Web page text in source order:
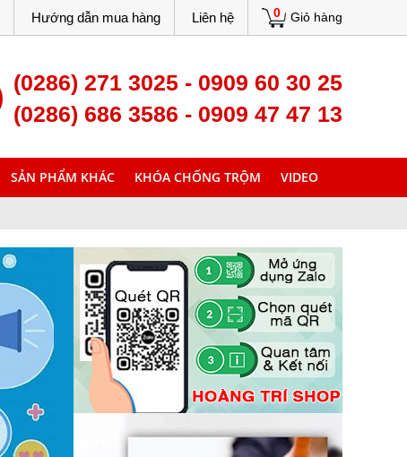
0 Giỏ hàng
Hướng dẫn mua hàng Liên hệ
(0286) 271 3025 - 0909 60 30 25
(0286) 686 3586 - 0909 47 47 13
SẢN PHẨM KHÁC KHÓA CHỐNG TRỘM VIDEO